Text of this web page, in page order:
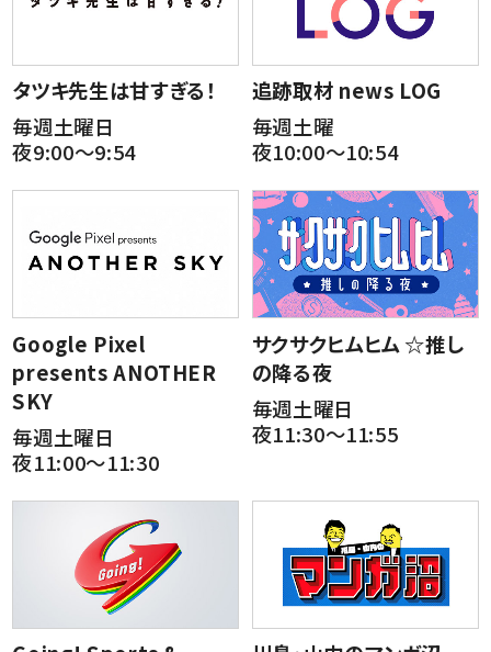
タツキ先生は甘すぎる！
毎週土曜日
夜9:00～9:54
追跡取材 news LOG
毎週土曜
夜10:00～10:54
Google Pixel
presents ANOTHER
SKY
毎週土曜日
夜11:00～11:30
サクサクヒムヒム ☆推し
の降る夜
毎週土曜日
夜11:30～11:55